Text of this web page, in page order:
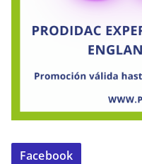
Facebook